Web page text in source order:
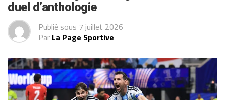
duel d’anthologie
Publié sous 7 juillet 2026
Par La Page Sportive